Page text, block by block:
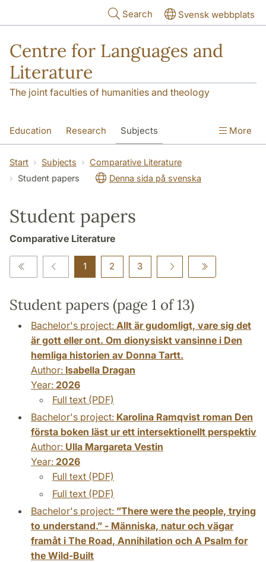
Search Svensk webbplats
Centre for Languages and
Literature
The joint faculties of humanities and theology
Education Research Subjects
SOL building Contact The Department
More
Start Subjects
Comparative Literature
Student papers
Denna sida på svenska
Student papers
Comparative Literature
1 2 3
Student papers (page 1 of 13)
Bachelor's project: Allt är gudomligt, vare sig det
är gott eller ont. Om dionysiskt vansinne i Den
hemliga historien av Donna Tartt.
Author: Isabella Dragan
Year: 2026
Full text (PDF)
Bachelor's project: Karolina Ramqvist roman Den
första boken läst ur ett intersektionellt perspektiv
Author: Ulla Margareta Vestin
Year: 2026
Full text (PDF)
Full text (PDF)
Bachelor's project: ”There were the people, trying
to understand.” - Människa, natur och vägar
framåt i The Road, Annihilation och A Psalm for
the Wild-Built